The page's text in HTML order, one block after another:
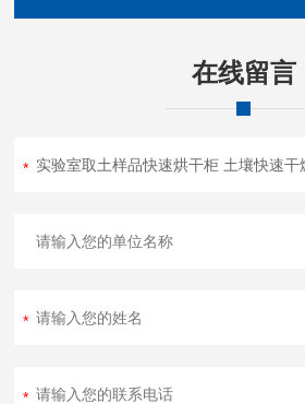
在线留言